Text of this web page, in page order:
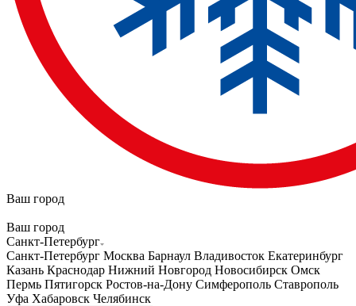
Ваш город
Ваш город
Санкт-Петербург
Санкт-Петербург Москва Барнаул Владивосток Екатеринбург
Казань Краснодар Нижний Новгород Новосибирск Омск
Пермь Пятигорск Ростов-на-Дону Симферополь Ставрополь
Уфа Хабаровск Челябинск